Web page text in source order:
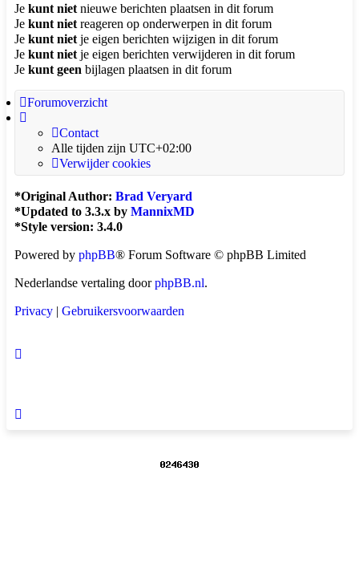
Je kunt niet nieuwe berichten plaatsen in dit forum
Je kunt niet reageren op onderwerpen in dit forum
Je kunt niet je eigen berichten wijzigen in dit forum
Je kunt niet je eigen berichten verwijderen in dit forum
Je kunt geen bijlagen plaatsen in dit forum
Forumoverzicht
Contact
Alle tijden zijn UTC+02:00
Verwijder cookies
*Original Author: Brad Veryard
*Updated to 3.3.x by MannixMD
*Style version: 3.4.0
Powered by phpBB® Forum Software © phpBB Limited
Nederlandse vertaling doorphpBB.nl.
Privacy | Gebruikersvoorwaarden